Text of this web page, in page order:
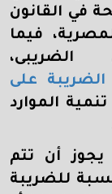
في القانون
فيما
الضريبة على
الموارد
"لا يجوز أن تتم
للضريبة